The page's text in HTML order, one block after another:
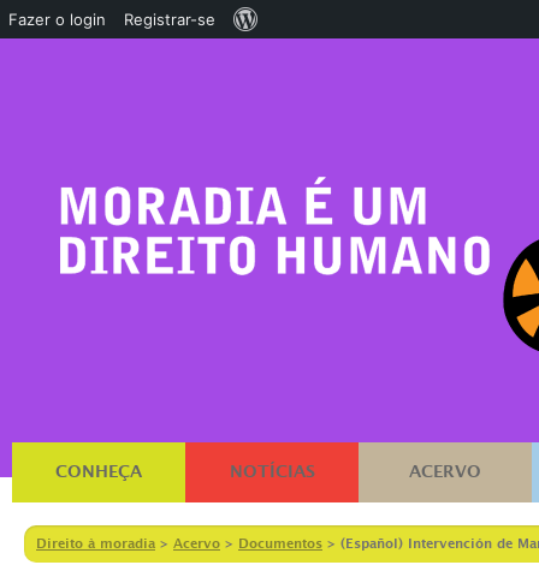
CONHEÇA NOTÍCIAS ACERVO
Direito à moradia > Acervo > Documentos > (Español) Intervención de
Fazer o login Registrar-se